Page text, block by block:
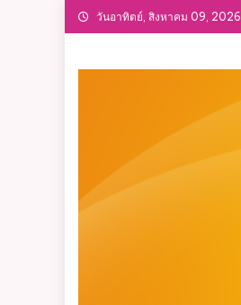
วันอาทิตย์, สิงหาคม 09, 2026